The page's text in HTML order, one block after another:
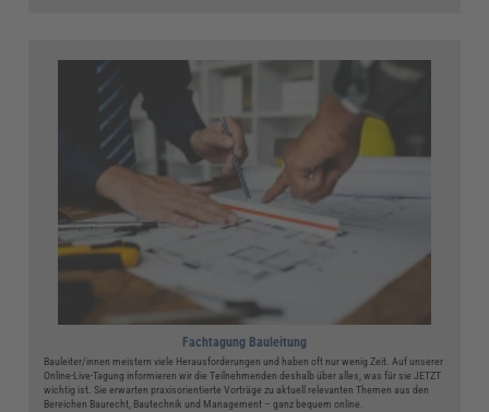
Fachtagung Bauleitung
Bauleiter/innen meistern viele Herausforderungen und haben oft nur wenig Zeit. Auf unserer
Online-Live-Tagung informieren wir die Teilnehmenden deshalb über alles, was für sie JETZT
wichtig ist. Sie erwarten praxisorientierte Vorträge zu aktuell relevanten Themen aus den
Bereichen Baurecht, Bautechnik und Management – ganz bequem online.